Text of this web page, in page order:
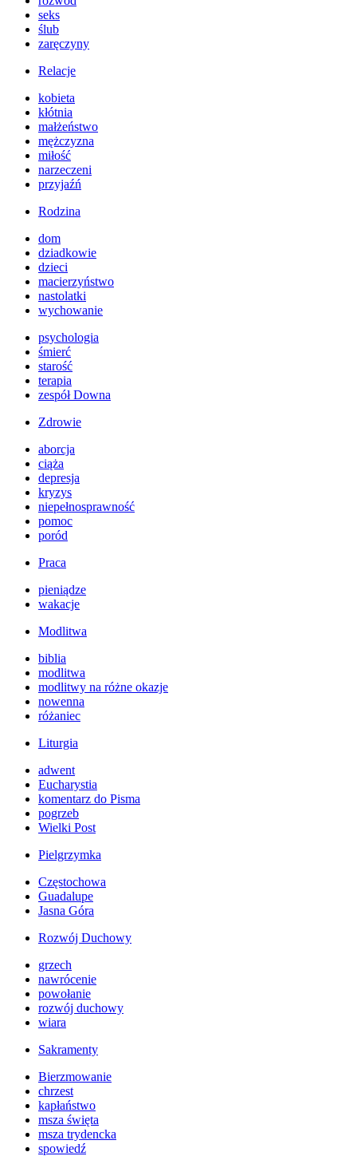
seks
ślub
zaręczyny
Relacje
kobieta
kłótnia
małżeństwo
mężczyzna
miłość
narzeczeni
przyjaźń
Rodzina
dom
dziadkowie
dzieci
macierzyństwo
nastolatki
wychowanie
psychologia
śmierć
starość
terapia
zespół Downa
Zdrowie
aborcja
ciąża
depresja
kryzys
niepełnosprawność
pomoc
poród
Praca
pieniądze
wakacje
Modlitwa
biblia
modlitwa
modlitwy na różne okazje
nowenna
różaniec
Liturgia
adwent
Eucharystia
komentarz do Pisma
pogrzeb
Wielki Post
Pielgrzymka
Częstochowa
Guadalupe
Jasna Góra
Rozwój Duchowy
grzech
nawrócenie
powołanie
rozwój duchowy
wiara
Sakramenty
Bierzmowanie
chrzest
kapłaństwo
msza święta
msza trydencka
spowiedź